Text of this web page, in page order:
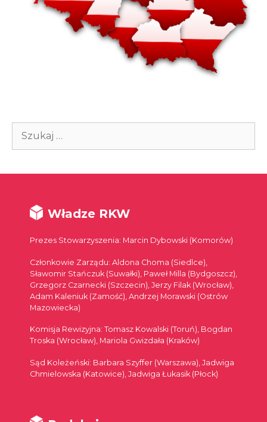
Szukaj:
Władze RKW
Prezes Stowarzyszenia: Marcin Dybowski (Komorów)
Członkowie Zarządu: Aldona Choma (Siedlce),
Sławomir Stańczuk (Suwałki), Paweł Milla (Bydgoszcz),
Grzegorz Czarnecki (Szczecin), Jerzy Filak (Wrocław),
Adam Kaleniuk (Zamość), Andrzej Morawski (Ostrów
Mazowiecka)
Komisja Rewizyjna: Tomasz Kowalski (Toruń), Bogdan
Troska (Wrocław), Mariola Gwizdała (Kraków)
Sąd Koleżeński: Barbara Szyffer (Warszawa), Jadwiga
Chmielowska (Katowice), Jadwiga Łukasik (Płock)